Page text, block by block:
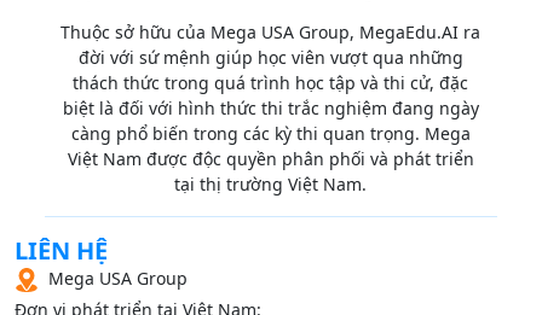
Thuộc sở hữu của Mega USA Group, MegaEdu.AI ra
đời với sứ mệnh giúp học viên vượt qua những
thách thức trong quá trình học tập và thi cử, đặc
biệt là đối với hình thức thi trắc nghiệm đang ngày
càng phổ biến trong các kỳ thi quan trọng. Mega
Việt Nam được độc quyền phân phối và phát triển
tại thị trường Việt Nam.
LIÊN HỆ
Mega USA Group
Đơn vị phát triển tại Việt Nam: